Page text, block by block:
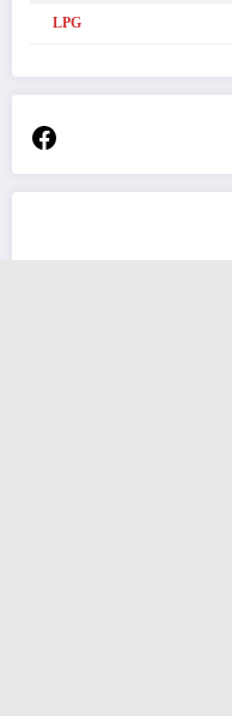
LPG
Facebook